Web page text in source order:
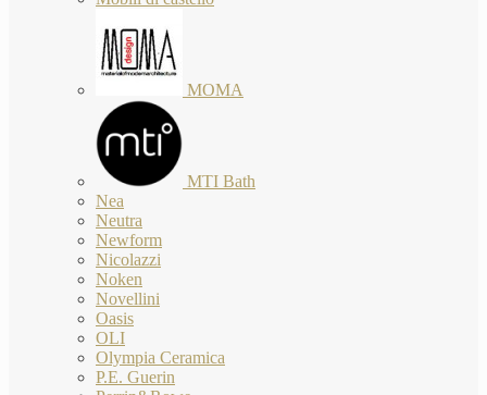
MOMA
MTI Bath
Nea
Neutra
Newform
Nicolazzi
Noken
Novellini
Oasis
OLI
Olympia Ceramica
P.E. Guerin